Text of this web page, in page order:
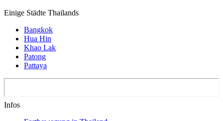
Einige Städte Thailands
Bangkok
Hua Hin
Khao Lak
Patong
Pattaya
Infos